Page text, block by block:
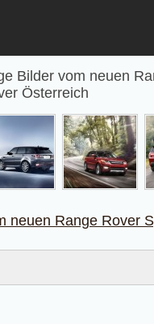
Bilder vom neuen
Österreich
neuen Range Rover